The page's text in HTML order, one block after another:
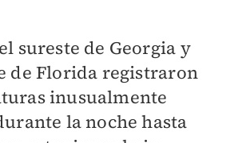
sureste de Georgia y
de Florida registraron
inusualmente
la noche hasta